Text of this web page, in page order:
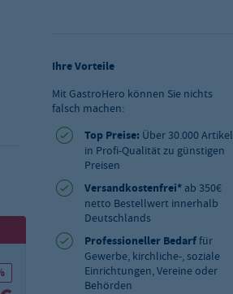
Ihre Vorteile
Mit GastroHero können Sie nichts
falsch machen:
Top Preise: Über 30.000 Artikel
in Profi-Qualität zu günstigen
Preisen
Versandkostenfrei* ab 350€
netto Bestellwert innerhalb
Deutschlands
Professioneller Bedarffür
Gewerbe, kirchliche-, soziale
Einrichtungen, Vereine oder
Behörden